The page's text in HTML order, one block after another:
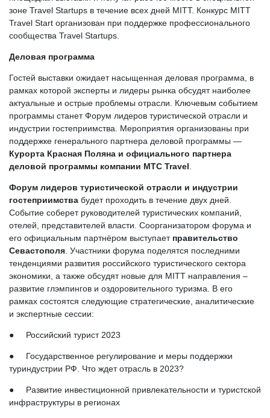
зоне Travel Startups в течение всех дней MITT. Конкурс MITT
Travel Start организован при поддержке профессионального
сообщества Travel Startups.
Деловая программа
Гостей выставки ожидает насыщенная деловая программа, в
рамках которой эксперты и лидеры рынка обсудят наиболее
актуальные и острые проблемы отрасли. Ключевым событием
программы станет Форум лидеров туристической отрасли и
индустрии гостеприимства. Мероприятия организованы при
поддержке генерального партнера деловой программы —
Курорта Красная Поляна и официального партнера
деловой программы компании MTC Travel
Форум лидеров туристической отрасли и индустрии
гостеприимства будет проходить в течение двух дней.
Событие соберет руководителей туристических компаний,
отелей, представителей власти. Соорганизатором форума и
его официальным партнёром выступает правительство
Севастополя . Участники форума поделятся последними
тенденциями развития российского туристического сектора
экономики, а также обсудят новые для MITT направления –
развитие глэмпингов и оздоровительного туризма. В его
рамках состоятся следующие стратегические, аналитические
и экспертные сессии:
● Российский турист 2023
● Государственное регулирование и меры поддержки
туриндустрии РФ. Что ждет отрасль в 2023?
● Развитие инвестиционной привлекательности и туристской
инфраструктуры в регионах